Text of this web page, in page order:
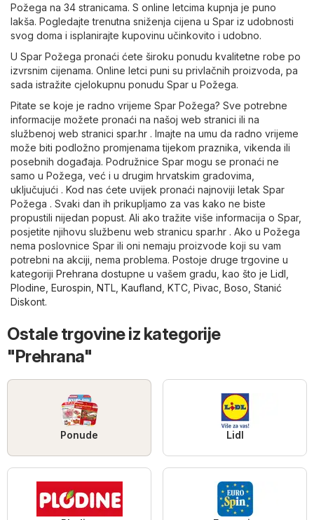
Požega na 34 stranicama. S online letcima kupnja je puno
lakša. Pogledajte trenutna sniženja cijena u Spar iz udobnosti
svog doma i isplanirajte kupovinu učinkovito i udobno.
U Spar Požega pronaći ćete široku ponudu kvalitetne robe po
izvrsnim cijenama. Online letci puni su privlačnih proizvoda, pa
sada istražite cjelokupnu ponudu Spar u Požega.
Pitate se koje je radno vrijeme Spar Požega? Sve potrebne
informacije možete pronaći na našoj web stranici ili na
službenoj web stranici spar.hr . Imajte na umu da radno vrijeme
može biti podložno promjenama tijekom praznika, vikenda ili
posebnih događaja. Podružnice Spar mogu se pronaći ne
samo u Požega, već i u drugim hrvatskim gradovima,
uključujući . Kod nas ćete uvijek pronaći najnoviji letak Spar
Požega . Svaki dan ih prikupljamo za vas kako ne biste
propustili nijedan popust. Ali ako tražite više informacija o Spar,
posjetite njihovu službenu web stranicu spar.hr . Ako u Požega
nema poslovnice Spar ili oni nemaju proizvode koji su vam
potrebni na akciji, nema problema. Postoje druge trgovine u
kategoriji Prehrana dostupne u vašem gradu, kao što je Lidl
Plodine Eurospin NTL Kaufland KTC Pivac Boso Stanić
Diskont.
Ostale trgovine iz kategorije
"Prehrana"
Ponude Lidl